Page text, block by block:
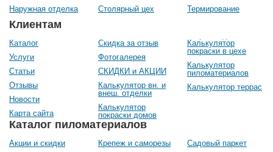
Каталог пиломатериалов
Акции и скидки
Крепеж и саморезы
Садовый паркет
Наружная отделка
Столярный цех
Термирование
Клиентам
Каталог
Услуги
Статьи
Отзывы
Новости
Карта сайта
Скидка за отзыв
Фотогалерея
СКИДКИ и АКЦИИ
Калькулятор вн. и
внеш. отделки
Калькулятор
покраски домов
Калькулятор
покраски в цехе
Калькулятор
пиломатериалов
Калькулятор террас